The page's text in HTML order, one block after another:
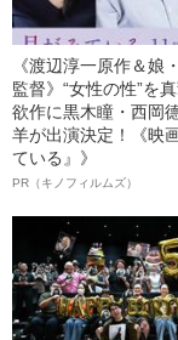
《渡辺淳一原作＆娘
監督》“女性の性”を
欲作に黒木瞳・西岡
羊が出演決定！《映
ている』》
PR（キノフィルムズ）